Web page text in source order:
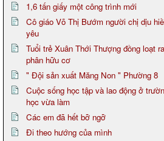
1,6 tấn giấy một công trình mới
Cô giáo Võ Thị Bướm người chị dịu
yêu
Tuổi trẻ Xuân Thới Thượng đồng loạt
phân hữu cơ
" Đội sản xuất Măng Non " Phường 8
Cuộc sống học tập và lao động ở
học vừa làm
Các em đã hết bỡ ngỡ
Đi theo hướng của mình